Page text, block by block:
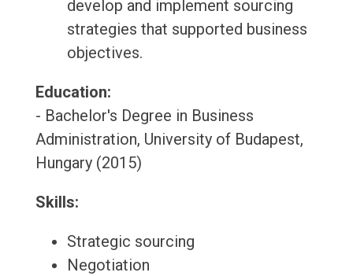
develop and implement sourcing
strategies that supported business
objectives.
Education:
- Bachelor's Degree in Business
Administration, University of Budapest,
Hungary (2015)
Skills:
Strategic sourcing
Negotiation